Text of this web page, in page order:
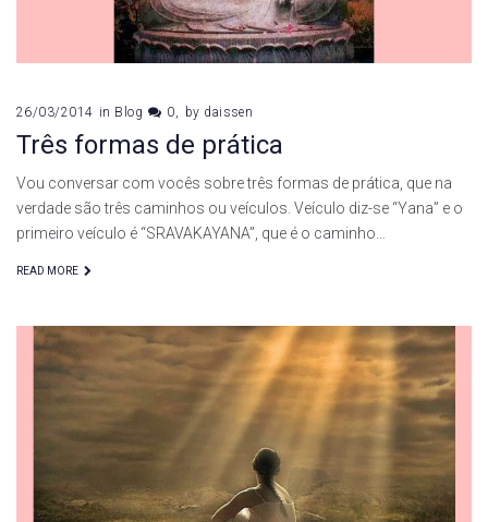
26/03/2014 in Blog 0 by daissen
Três formas de prática
Vou conversar com vocês sobre três formas de prática, que na
verdade são três caminhos ou veículos. Veículo diz-se “Yana” e o
primeiro veículo é “SRAVAKAYANA”, que é o caminho…
READ MORE